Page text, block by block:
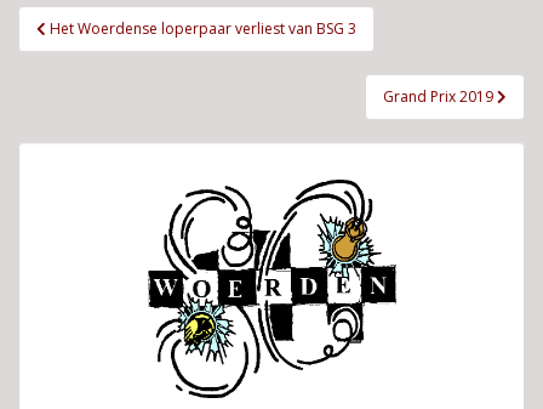
Bericht
navigatie
Het Woerdense loperpaar verliest van BSG 3
Grand Prix 2019